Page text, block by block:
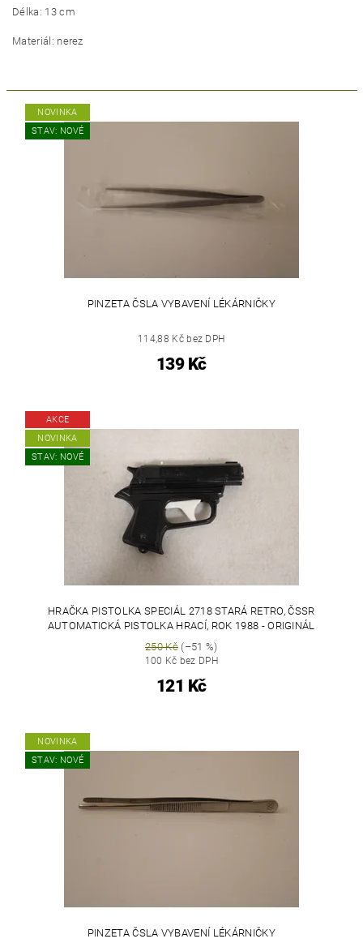
Délka: 13 cm
Materiál: nerez
NOVINKA
STAV: NOVÉ
PINZETA ČSLA VYBAVENÍ LÉKÁRNIČKY
114,88 Kč bez DPH
139 Kč
AKCE
NOVINKA
STAV: NOVÉ
HRAČKA PISTOLKA SPECIÁL 2718 STARÁ RETRO, ČSSR
AUTOMATICKÁ PISTOLKA HRACÍ, ROK 1988 - ORIGINÁL
250 Kč(–51 %)
100 Kč bez DPH
121 Kč
NOVINKA
STAV: NOVÉ
PINZETA ČSLA VYBAVENÍ LÉKÁRNIČKY